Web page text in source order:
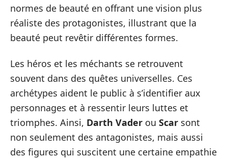
normes de beauté en offrant une vision plus
réaliste des protagonistes, illustrant que la
beauté peut revêtir différentes formes.
Les héros et les méchants se retrouvent
souvent dans des quêtes universelles. Ces
archétypes aident le public à s’identifier aux
personnages et à ressentir leurs luttes et
triomphes. Ainsi, Darth Vader ou Scar sont
non seulement des antagonistes, mais aussi
des figures qui suscitent une certaine empathie